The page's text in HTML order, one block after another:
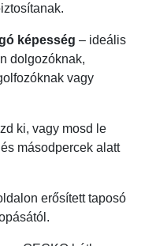
képesség – ideális
dolgozóknak,
vagy
ki, vagy mosd le
másodpercek alatt
erősített taposó